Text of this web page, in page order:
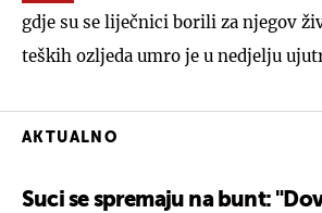
gdje su se liječnici borili za njegov
teških ozljeda umro je u nedjelju
AKTUALNO
Suci se spremaju na bunt: